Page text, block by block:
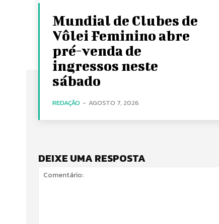
Mundial de Clubes de
Vôlei Feminino abre
pré-venda de
ingressos neste
sábado
REDAÇÃO - AGOSTO 7, 2026
DEIXE UMA RESPOSTA